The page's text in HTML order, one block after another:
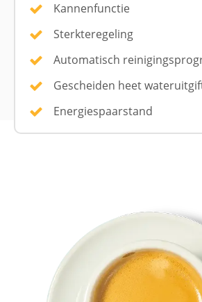
Kannenfunctie
Sterkteregeling
Automatisch
Gescheiden heet
Energiespaarstand